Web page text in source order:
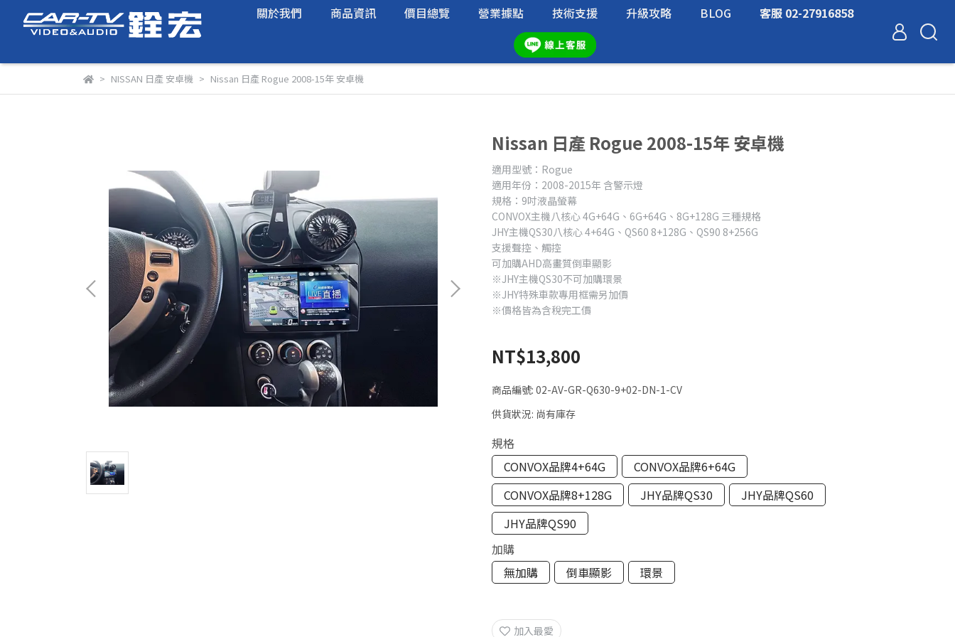
關於我們 商品資訊 價目總覽 營業據點 技術支援 升級攻略 BLOG 客服 02-27916858
NISSAN 日產 安卓機 Nissan 日產 Rogue 2008-15年 安卓機
Nissan 日產 Rogue 2008-15年 安卓機
適用型號：Rogue
適用年份：2008-2015年 含警示燈
規格：9吋液晶螢幕
CONVOX主機八核心 4G+64G、6G+64G、8G+128G 三種規格
JHY主機QS30八核心 4+64G、QS60 8+128G、QS90 8+256G
支援聲控、觸控
可加購AHD高畫質倒車顯影
※JHY主機QS30不可加購環景
※JHY特殊車款專用框需另加價
※價格皆為含稅完工價
NT$13,800
商品編號: 02-AV-GR-Q630-9+02-DN-1-CV
供貨狀況: 尚有庫存
規格
CONVOX品牌4+64G
CONVOX品牌6+64G
CONVOX品牌8+128G
JHY品牌QS30
JHY品牌QS60
JHY品牌QS90
加購
無加購
倒車顯影 環景
加入最愛